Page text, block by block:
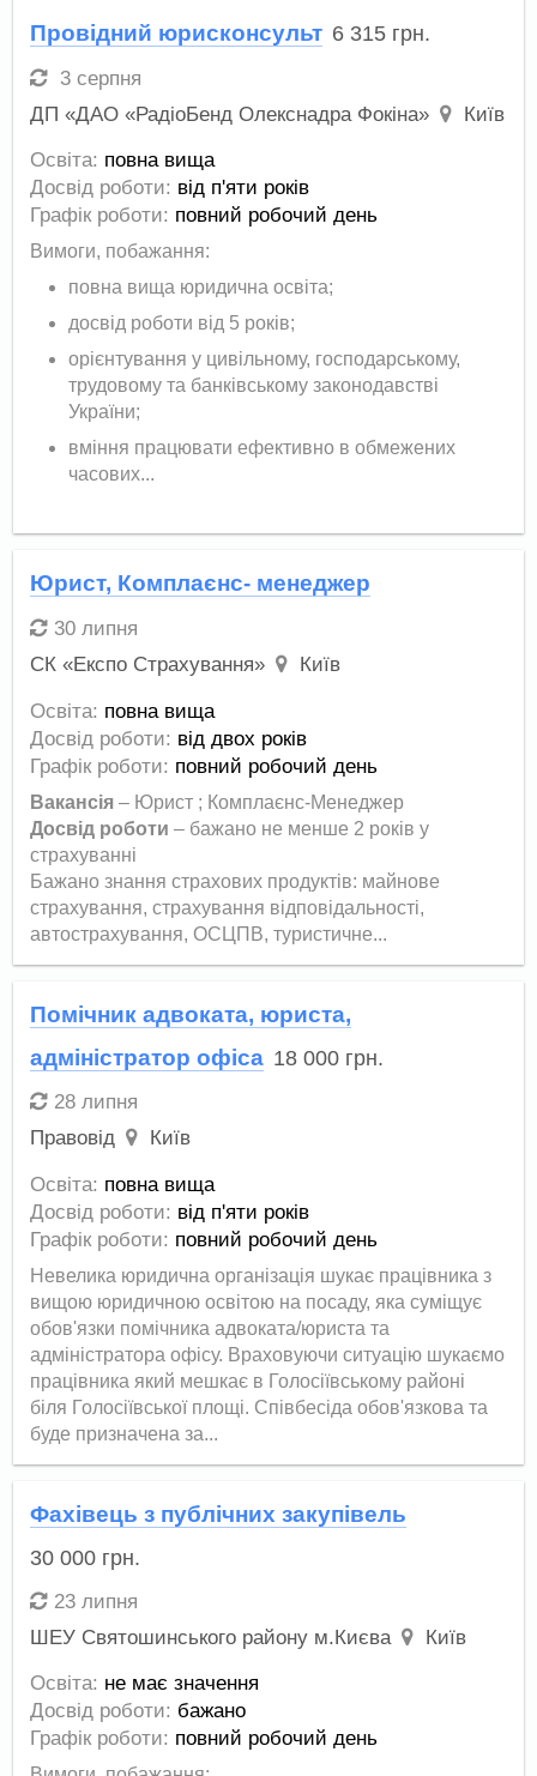
Провідний юрисконсульт 6 315 грн.
3 серпня
ДП «ДАО «РадіоБенд Олекснадра Фокіна»
Київ
Освіта: повна вища
Досвід роботи: від п'яти років
Графік роботи: повний робочий день
Вимоги, побажання:
повна вища юридична освіта;
досвід роботи від 5 років;
орієнтування у цивільному, господарському,
трудовому та банківському законодавстві
України;
вміння працювати ефективно в обмежених
часових...
Юрист, Комплаєнс- менеджер
30 липня
СК «Експо Страхування»
Київ
Освіта: повна вища
Досвід роботи: від двох років
Графік роботи: повний робочий день
Вакансія – Юрист ; Комплаєнс-Менеджер
Досвід роботи – бажано не менше 2 років у
страхуванні
Бажано знання страхових продуктів: майнове
страхування, страхування відповідальності,
автострахування, ОСЦПВ, туристичне...
Помічник адвоката, юриста,
адміністратор офіса 18 000 грн.
28 липня
Правовід
Київ
Освіта: повна вища
Досвід роботи: від п'яти років
Графік роботи: повний робочий день
Невелика юридична організація шукає працівника з
вищою юридичною освітою на посаду, яка суміщує
обов'язки помічника адвоката/юриста та
адміністратора офісу. Враховуючи ситуацію шукаємо
працівника який мешкає в Голосіївському районі
біля Голосіївської площі. Співбесіда обов'язкова та
буде призначена за...
Фахівець з публічних закупівель
30 000 грн.
23 липня
ШЕУ Святошинського району м.Києва
Київ
Освіта: не має значення
Досвід роботи: бажано
Графік роботи: повний робочий день